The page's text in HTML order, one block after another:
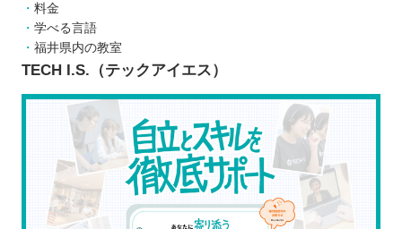
相談相手が身近にいるから安心感が大きい
モチベーションが下がりにくい
実務で役立つスキルを確実に学べる
プログラミングスクールに通う3つのデメリット
独学より大幅にコストがかかる
スケジュールの調整が難しい
目的に合う言語を学べない可能性がある
どんなプログラミング言語を学ぶのが良いのか
料金
学べる言語
福井県内の教室
TECH I.S.（テックアイエス）